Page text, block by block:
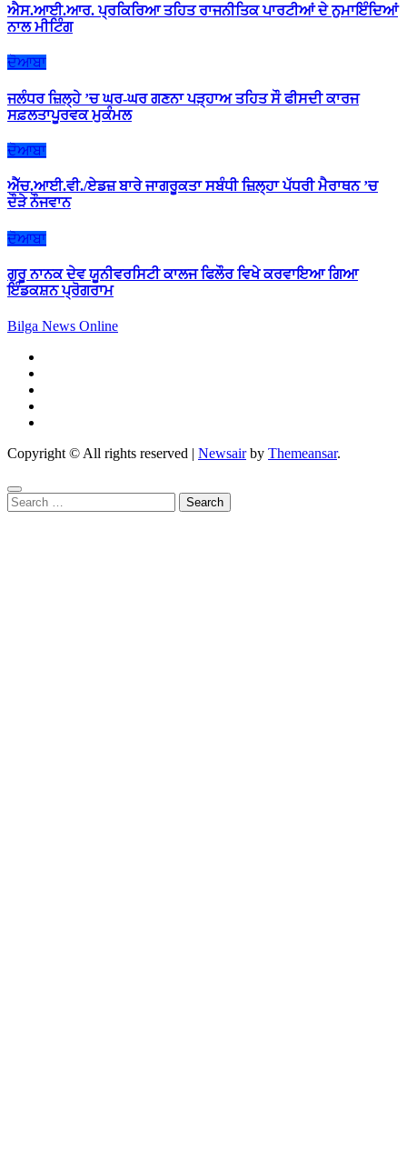
ਐਸ.ਆਈ.ਆਰ. ਪ੍ਰਕਿਰਿਆ ਤਹਿਤ ਰਾਜਨੀਤਿਕ ਪਾਰਟੀਆਂ ਦੇ ਨੁਮਾਇੰਦਿਆਂ
ਨਾਲ ਮੀਟਿੰਗ
ਦੋਆਬਾ
ਜਲੰਧਰ ਜ਼ਿਲ੍ਹੇ ’ਚ ਘਰ-ਘਰ ਗਣਨਾ ਪੜ੍ਹਾਅ ਤਹਿਤ ਸੌ ਫੀਸਦੀ ਕਾਰਜ
ਸਫ਼ਲਤਾਪੂਰਵਕ ਮੁਕੰਮਲ
ਦੋਆਬਾ
ਐੱਚ.ਆਈ.ਵੀ./ਏਡਜ਼ ਬਾਰੇ ਜਾਗਰੂਕਤਾ ਸਬੰਧੀ ਜ਼ਿਲ੍ਹਾ ਪੱਧਰੀ ਮੈਰਾਥਨ ’ਚ
ਦੌੜੇ ਨੌਜਵਾਨ
ਦੋਆਬਾ
ਗੁਰੂ ਨਾਨਕ ਦੇਵ ਯੂਨੀਵਰਸਿਟੀ ਕਾਲਜ ਫਿਲੌਰ ਵਿਖੇ ਕਰਵਾਇਆ ਗਿਆ
ਇੰਡਕਸ਼ਨ ਪ੍ਰੋਗਰਾਮ
Bilga News Online
Copyright © All rights reserved | Newsairby Themeansar.
Search
for: